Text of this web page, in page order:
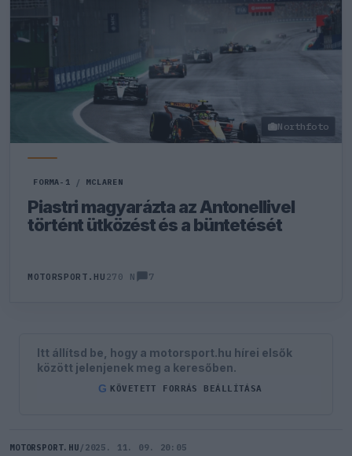
Northfoto
FORMA-1 / MCLAREN
Piastri magyarázta az Antonellivel
történt ütközést és a büntetését
MOTORSPORT.HU 270 N 7
Itt állítsd be, hogy a motorsport.hu hírei elsők
között jelenjenek meg a keresőben.
G KÖVETETT FORRÁS BEÁLLÍTÁSA
MOTORSPORT.HU / 2025. 11. 09. 20:05